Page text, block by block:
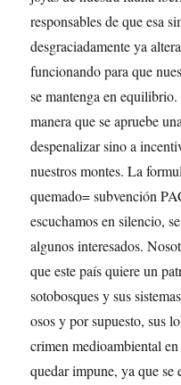
responsables de que esa
desgraciadamente ya
funcionando para que
se mantenga en
manera que se apruebe
despenalizar sino a
nuestros montes. La
quemado= subvención
escuchamos en silencio,
algunos interesados.
que este país quiere un
sotobosques y sus
osos y por supuesto, sus
crimen medioambiental
quedar impune, ya que